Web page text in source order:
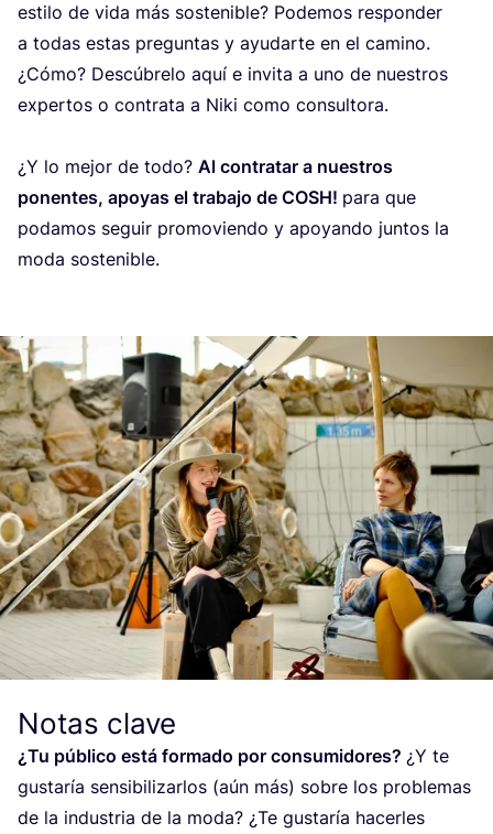
esti­lo de vida más sos­te­ni­ble? Pode­mos res­pon­der
a todas estas pre­gun­tas y ayu­dar­te en el camino.
¿Cómo? Des­cú­bre­lo aquí e invi­ta a uno de nues­tros
exper­tos o con­tra­ta a Niki como con­sul­to­ra.
¿Y lo mejor de todo? Al con­tra­tar a nues­tros
ponen­tes, apo­yas el tra­ba­jo de COSH! para que
poda­mos seguir pro­mo­vien­do y apo­yan­do jun­tos la
moda sostenible.
Notas clave
¿Tu públi­co está for­ma­do por con­su­mi­do­res? ¿Y te
gus­ta­ría sen­si­bi­li­zar­los (aún más) sobre los pro­ble­mas
de la indus­tria de la moda? ¿Te gus­ta­ría hacer­les